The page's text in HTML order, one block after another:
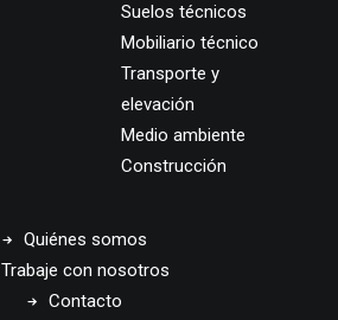
Suelos técnicos
Mobiliario técnico
Transporte y
elevación
Medio ambiente
Construcción
Quiénes somos
Trabaje con nosotros
Contacto